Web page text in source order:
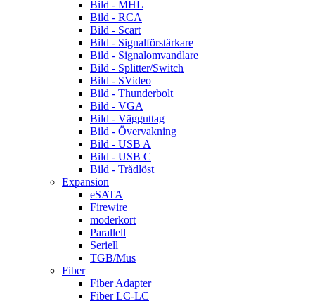
Bild - MHL
Bild - RCA
Bild - Scart
Bild - Signalförstärkare
Bild - Signalomvandlare
Bild - Splitter/Switch
Bild - SVideo
Bild - Thunderbolt
Bild - VGA
Bild - Vägguttag
Bild - Övervakning
Bild - USB A
Bild - USB C
Bild - Trådlöst
Expansion
eSATA
Firewire
moderkort
Parallell
Seriell
TGB/Mus
Fiber
Fiber Adapter
Fiber LC-LC